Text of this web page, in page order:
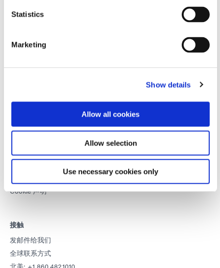
Statistics
Marketing
Show details
Allow all cookies
Allow selection
Use necessary cookies only
开发创新的快速光固化材料、分配设备和 UV/LED光固化系统，以
申请。
一般销售条款和条件
使用条款
Cookie 声明
接触
发邮件给我们
全球联系方式
北美: +1 860.482.1010